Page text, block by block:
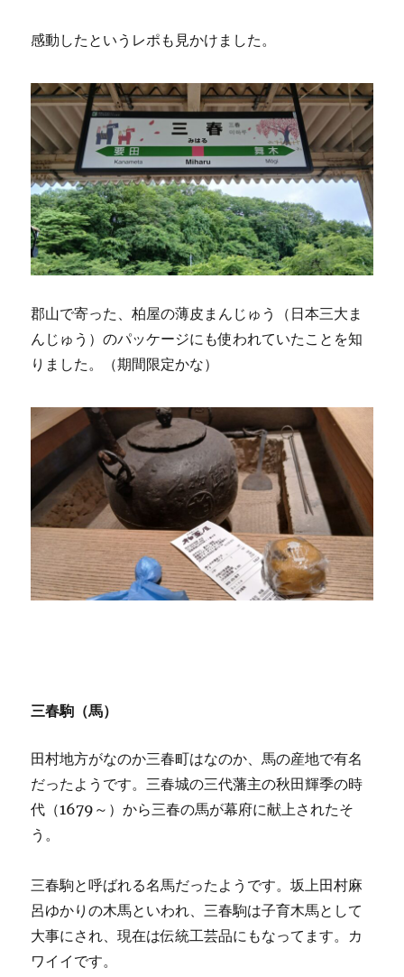
感動したというレポも見かけました。
郡山で寄った、柏屋の薄皮まんじゅう（日本三大ま
んじゅう）のパッケージにも使われていたことを知
りました。（期間限定かな）
三春駒（馬）
田村地方がなのか三春町はなのか、馬の産地で有名
だったようです。三春城の三代藩主の秋田輝季の時
代（1679～）から三春の馬が幕府に献上されたそ
う。
三春駒と呼ばれる名馬だったようです。坂上田村麻
呂ゆかりの木馬といわれ、三春駒は子育木馬として
大事にされ、現在は伝統工芸品にもなってます。カ
ワイイです。